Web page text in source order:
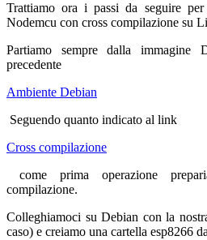
Trattiamo ora i passi da seguire
Nodemcu con cross compilazione su
Partiamo sempre dalla immagine
precedente
Ambiente Debian
Seguendo quanto indicato al link
Cross compilazione
come prima operazione
compilazione.
Colleghiamoci su Debian con la
caso) e creiamo una cartella esp8266